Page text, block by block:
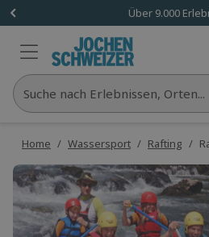
Über 9.000
Suche nach Erlebnissen, Orten...
Home / Wassersport / Rafting /